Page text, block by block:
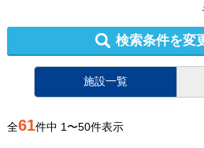
検索条件を変
施設一覧
全61件中 1〜50件表示